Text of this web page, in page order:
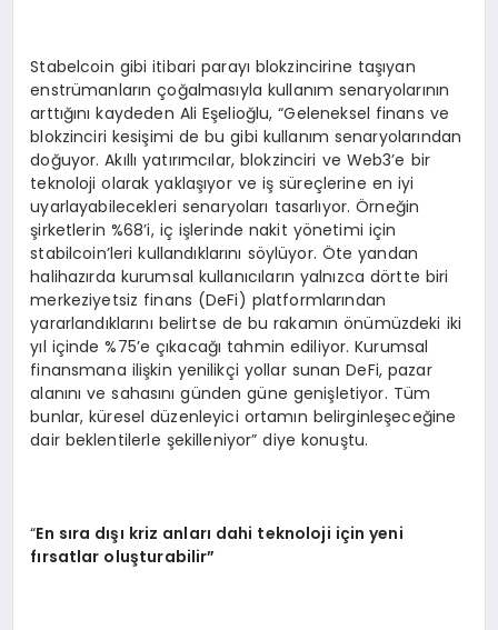
Stabelcoin gibi itibari parayı blokzincirine taşıyan
enstrümanların çoğalmasıyla kullanım senaryolarının
arttığını kaydeden Ali Eşelioğlu, “Geleneksel finans ve
blokzinciri kesişimi de bu gibi kullanım senaryolarından
doğuyor. Akıllı yatırımcılar, blokzinciri ve Web3’e bir
teknoloji olarak yaklaşıyor ve iş süreçlerine en iyi
uyarlayabilecekleri senaryoları tasarlıyor. Örneğin
şirketlerin %68’i, iç işlerinde nakit yönetimi için
stabilcoin’leri kullandıklarını söylüyor. Öte yandan
halihazırda kurumsal kullanıcıların yalnızca dörtte biri
merkeziyetsiz finans (DeFi) platformlarından
yararlandıklarını belirtse de bu rakamın önümüzdeki iki
yıl içinde %75’e çıkacağı tahmin ediliyor. Kurumsal
finansmana ilişkin yenilikçi yollar sunan DeFi, pazar
alanını ve sahasını günden güne genişletiyor. Tüm
bunlar, küresel düzenleyici ortamın belirginleşeceğine
dair beklentilerle şekilleniyor” diye konuştu.
“En sıra dışı kriz anları dahi teknoloji için yeni
fırsatlar oluşturabilir”